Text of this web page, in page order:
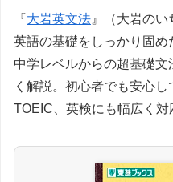
『大岩英文法 』（大岩のい
英語の基礎をしっかり固め
中学レベルからの超基礎
く解説。初心者でも安心
TOEIC、英検にも幅広く対